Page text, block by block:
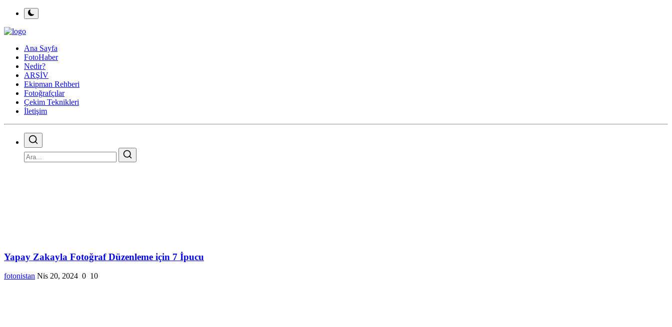
Ana Sayfa
FotoHaber
Nedir?
ARŞİV
Ekipman Rehberi
Fotoğrafçılar
Çekim Teknikleri
İletişim
Yapay Zakayla Fotoğraf Düzenleme için 7 İpucu
fotonistan Nis 20, 2024 0 10